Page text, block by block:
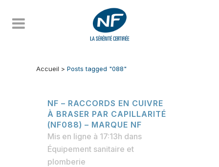
Accueil > Posts tagged "088"
NF – RACCORDS EN CUIVRE
À BRASER PAR CAPILLARITÉ
(NF088) – MARQUE NF
Mis en ligne à 17:13h dans
Équipement sanitaire et
plomberie